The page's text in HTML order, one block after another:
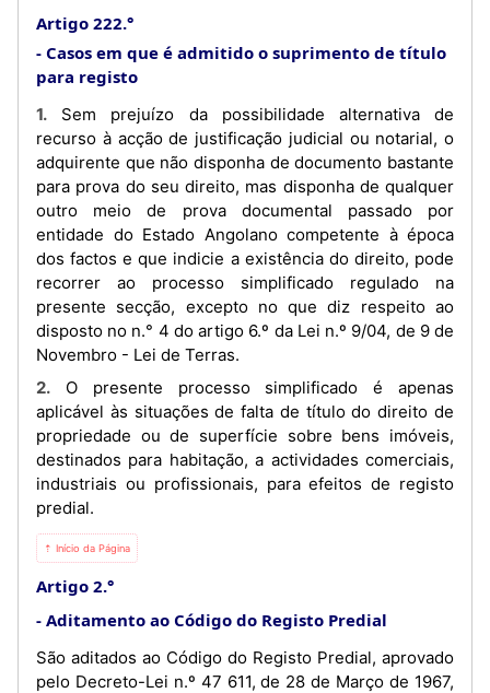
Artigo 222.°
Casos em que é admitido o suprimento de título
para registo
1. Sem prejuízo da possibilidade alternativa de
recurso à acção de justificação judicial ou notarial, o
adquirente que não disponha de documento bastante
para prova do seu direito, mas disponha de qualquer
outro meio de prova documental passado por
entidade do Estado Angolano competente à época
dos factos e que indicie a existência do direito, pode
recorrer ao processo simplificado regulado na
presente secção, excepto no que diz respeito ao
disposto no n.° 4 do artigo 6.º da Lei n.º 9/04, de 9 de
Novembro - Lei de Terras.
2. O presente processo simplificado é apenas
aplicável às situações de falta de título do direito de
propriedade ou de superfície sobre bens imóveis,
destinados para habitação, a actividades comerciais,
industriais ou profissionais, para efeitos de registo
predial.
⇡ Início da Página
Artigo 2.°
Aditamento ao Código do Registo Predial
São aditados ao Código do Registo Predial, aprovado
pelo Decreto-Lei n.º 47 611, de 28 de Março de 1967,